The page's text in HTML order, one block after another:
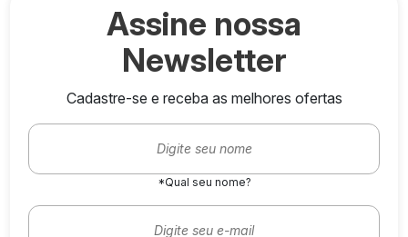
Assine nossa
Newsletter
Cadastre-se e receba as melhores ofertas
*Qual seu nome?